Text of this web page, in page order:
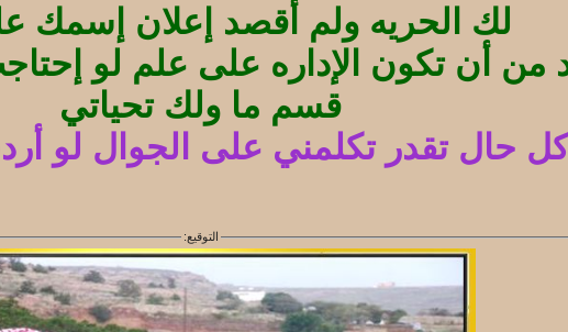
لك الحريه ولم أقصد إعلان إسمك
من أن تكون الإداره على علم لو
قسم ما ولك تحياتي
حال تقدر تكلمني على الجوال لو أردت
التوقيع: